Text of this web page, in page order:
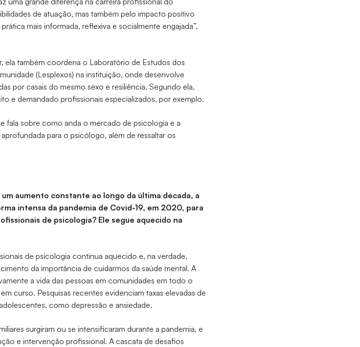
de atuação, mas também pelo impacto positivo
mais informada, reflexiva e socialmente engajada”,
ela também coordena o Laboratório de Estudos dos
(Lesplexos) na instituição, onde desenvolve
por casais do mesmo sexo e resiliência. Segundo ela,
e demandado profissionais especializados, por exemplo.
fala sobre como anda o mercado de psicologia e a
para o psicólogo, além de ressaltar os
aumento constante ao longo da última década, a
intensa da pandemia de Covid-19, em 2020, para
de psicologia? Ele segue aquecido na
de psicologia continua aquecido e, na verdade,
da importância de cuidarmos da saúde mental. A
a vida das pessoas em comunidades em todo o
curso. Pesquisas recentes evidenciam taxas elevadas de
como depressão e ansiedade.
surgiram ou se intensificaram durante a pandemia, e
e intervenção profissional. A cascata de desafios